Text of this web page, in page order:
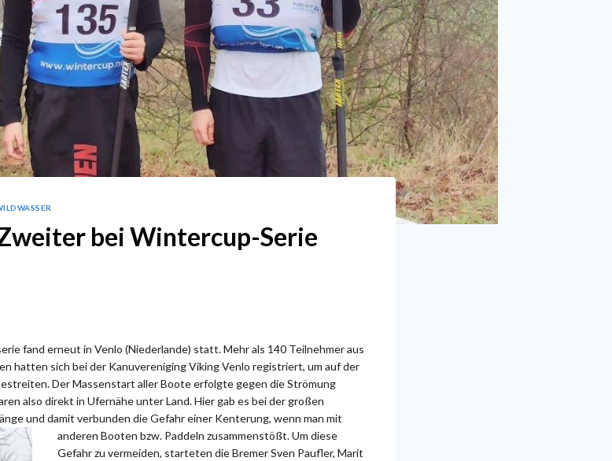
bei Wintercup-Serie
fand erneut in Venlo (Niederlande) statt. Mehr als 140 Teilnehmer aus
hatten sich bei der Kanuvereniging Viking Venlo registriert, um auf der
Der Massenstart aller Boote erfolgte gegen die Strömung
also direkt in Ufernähe unter Land. Hier gab es bei der großen
und damit verbunden die Gefahr einer Kenterung, wenn man mit
anderen Booten bzw. Paddeln zusammenstößt.Um diese
Gefahr zu vermeiden, starteten die Bremer Sven Paufler, Marit